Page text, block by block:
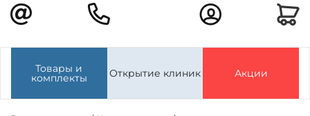
Товары и
комплекты Открытие клиник Акции